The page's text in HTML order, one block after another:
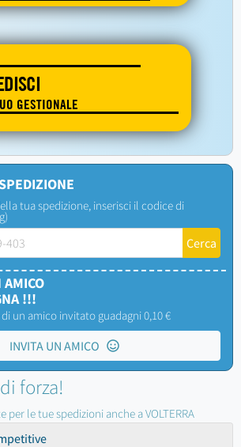
GESTIONALE
tua spedizione, inserisci il codice di
AMICO
!!!
un amico invitato guadagni 0,10 €
INVITA UN AMICO
forza!
per le tue spedizioni anche a VOLTERRA